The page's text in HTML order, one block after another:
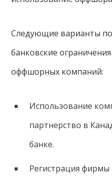
Следующие варианты
банковские
оффшорных компаний:
Использование
партнерство в
банке.
Регистрация